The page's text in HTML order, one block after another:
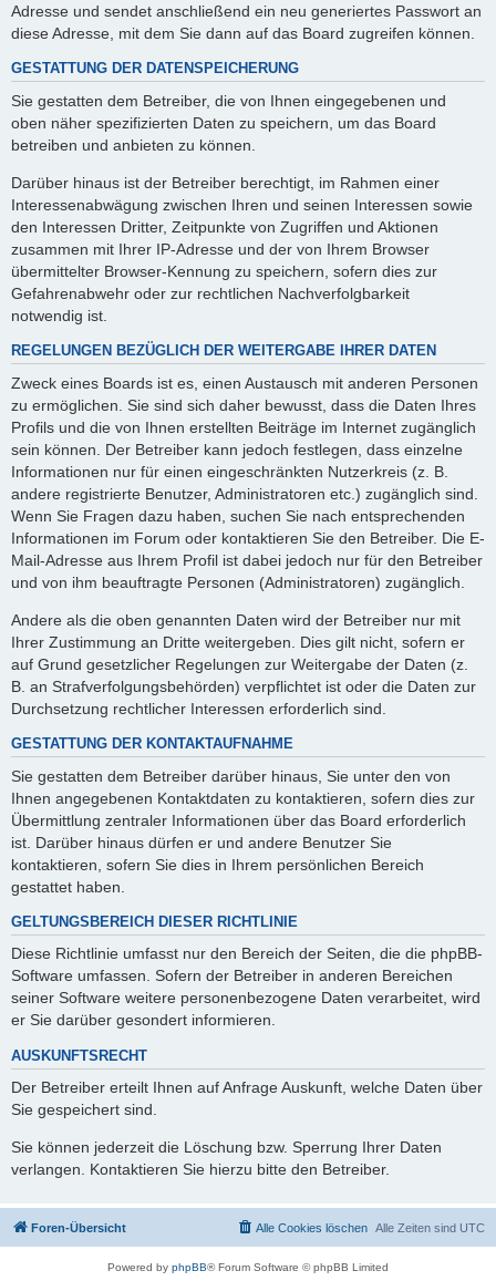
Adresse und sendet anschließend ein neu generiertes Passwort an
diese Adresse, mit dem Sie dann auf das Board zugreifen können.
GESTATTUNG DER DATENSPEICHERUNG
Sie gestatten dem Betreiber, die von Ihnen eingegebenen und
oben näher spezifizierten Daten zu speichern, um das Board
betreiben und anbieten zu können.
Darüber hinaus ist der Betreiber berechtigt, im Rahmen einer
Interessenabwägung zwischen Ihren und seinen Interessen sowie
den Interessen Dritter, Zeitpunkte von Zugriffen und Aktionen
zusammen mit Ihrer IP-Adresse und der von Ihrem Browser
übermittelter Browser-Kennung zu speichern, sofern dies zur
Gefahrenabwehr oder zur rechtlichen Nachverfolgbarkeit
notwendig ist.
REGELUNGEN BEZÜGLICH DER WEITERGABE IHRER DATEN
Zweck eines Boards ist es, einen Austausch mit anderen Personen
zu ermöglichen. Sie sind sich daher bewusst, dass die Daten Ihres
Profils und die von Ihnen erstellten Beiträge im Internet zugänglich
sein können. Der Betreiber kann jedoch festlegen, dass einzelne
Informationen nur für einen eingeschränkten Nutzerkreis (z. B.
andere registrierte Benutzer, Administratoren etc.) zugänglich sind.
Wenn Sie Fragen dazu haben, suchen Sie nach entsprechenden
Informationen im Forum oder kontaktieren Sie den Betreiber. Die E-
Mail-Adresse aus Ihrem Profil ist dabei jedoch nur für den Betreiber
und von ihm beauftragte Personen (Administratoren) zugänglich.
Andere als die oben genannten Daten wird der Betreiber nur mit
Ihrer Zustimmung an Dritte weitergeben. Dies gilt nicht, sofern er
auf Grund gesetzlicher Regelungen zur Weitergabe der Daten (z.
B. an Strafverfolgungsbehörden) verpflichtet ist oder die Daten zur
Durchsetzung rechtlicher Interessen erforderlich sind.
GESTATTUNG DER KONTAKTAUFNAHME
Sie gestatten dem Betreiber darüber hinaus, Sie unter den von
Ihnen angegebenen Kontaktdaten zu kontaktieren, sofern dies zur
Übermittlung zentraler Informationen über das Board erforderlich
ist. Darüber hinaus dürfen er und andere Benutzer Sie
kontaktieren, sofern Sie dies in Ihrem persönlichen Bereich
gestattet haben.
GELTUNGSBEREICH DIESER RICHTLINIE
Diese Richtlinie umfasst nur den Bereich der Seiten, die die phpBB-
Software umfassen. Sofern der Betreiber in anderen Bereichen
seiner Software weitere personenbezogene Daten verarbeitet, wird
er Sie darüber gesondert informieren.
AUSKUNFTSRECHT
Der Betreiber erteilt Ihnen auf Anfrage Auskunft, welche Daten über
Sie gespeichert sind.
Sie können jederzeit die Löschung bzw. Sperrung Ihrer Daten
verlangen. Kontaktieren Sie hierzu bitte den Betreiber.
Foren-Übersicht Alle Zeiten sind UTC
Alle Cookies löschen
Powered by phpBB® Forum Software © phpBB Limited